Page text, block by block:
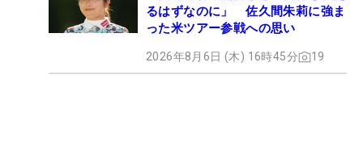
るはずなのに」 佐久間朱莉に強ま
った米ツアー参戦への思い
2026年8月6日 (木) 16時45分 19